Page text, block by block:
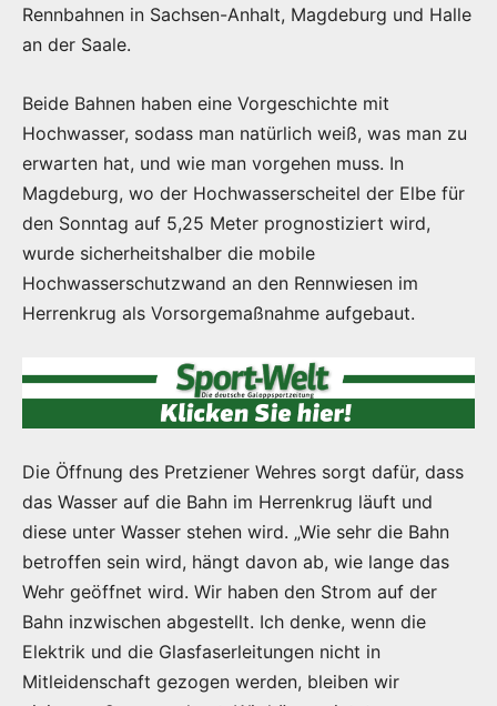
Rennbahnen in Sachsen-Anhalt, Magdeburg und Halle
an der Saale.
Beide Bahnen haben eine Vorgeschichte mit
Hochwasser, sodass man natürlich weiß, was man zu
erwarten hat, und wie man vorgehen muss. In
Magdeburg, wo der Hochwasserscheitel der Elbe für
den Sonntag auf 5,25 Meter prognostiziert wird,
wurde sicherheitshalber die mobile
Hochwasserschutzwand an den Rennwiesen im
Herrenkrug als Vorsorgemaßnahme aufgebaut.
Die Öffnung des Pretziener Wehres sorgt dafür, dass
das Wasser auf die Bahn im Herrenkrug läuft und
diese unter Wasser stehen wird. „Wie sehr die Bahn
betroffen sein wird, hängt davon ab, wie lange das
Wehr geöffnet wird. Wir haben den Strom auf der
Bahn inzwischen abgestellt. Ich denke, wenn die
Elektrik und die Glasfaserleitungen nicht in
Mitleidenschaft gezogen werden, bleiben wir